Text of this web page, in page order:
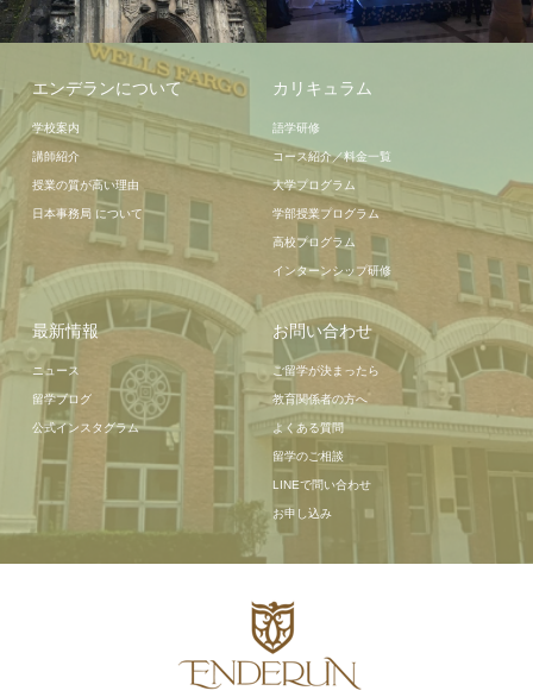
授業
エンデランについて
学校案内
講師紹介
授業の質が高い理由
日本事務局 について
カリキュラム
語学研修
コース紹介／料金一覧
大学プログラム
学部授業プログラム
高校プログラム
インターンシップ研修
最新情報
ニュース
留学ブログ
公式インスタグラム
お問い合わせ
ご留学が決まったら
教育関係者の方へ
よくある質問
留学のご相談
LINEで問い合わせ
お申し込み